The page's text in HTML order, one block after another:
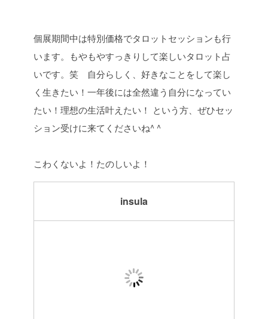
個展期間中は特別価格でタロットセッションも行
います。もやもやすっきりして楽しいタロット占
いです。笑 自分らしく、好きなことをして楽し
く生きたい！一年後には全然違う自分になってい
たい！理想の生活叶えたい！ という方、ぜひセッ
ション受けに来てくださいね^ ^
こわくないよ！たのしいよ！
insula